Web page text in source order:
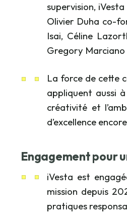
supervision,
Olivier Duha co-
Isai, Céline
Gregory Marciano
La force de cette
appliquent aussi
créativité et
d’excellence
Engagement pour
iVesta est
mission depuis
pratiques